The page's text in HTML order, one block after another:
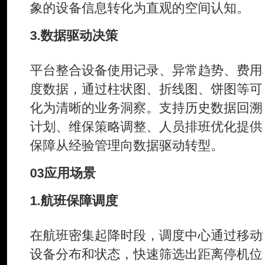
象的设备信息转化为直观的空间认知。
3.数据驱动决策
平台整合设备使用记录、异常趋势、费
度数据，通过柱状图、折线图、饼图等
化为清晰的业务洞察。支持历史数据回
计划、维保策略调整、人员排班优化提
保障从经验管理向数据驱动转型。
03应用场景
1.航班保障调度
在航班密集起降时段，调度中心通过移
设备分布和状态，快速筛选出距离停机